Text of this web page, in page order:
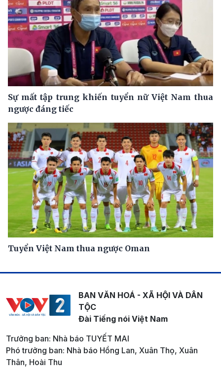
Sự mất tập trung khiến tuyển nữ Việt Nam thua
ngược đáng tiếc
Tuyển Việt Nam thua ngược Oman
BAN VĂN HOÁ - XÃ HỘI VÀ DÂN
TỘC
Đài Tiếng nói Việt Nam
Trưởng ban: Nhà báo TUYẾT MAI
Phó trưởng ban: Nhà báo Hồng Lan, Xuân Thọ, Xuân
Thân, Hoài Thu